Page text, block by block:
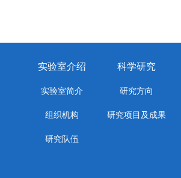
实验室介绍
实验室简介
组织机构
研究队伍
科学研究
研究方向
研究项目及成果